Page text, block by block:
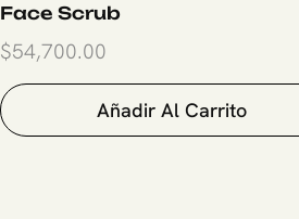
Face Scrub
$54,700.00
Añadir Al Carrito